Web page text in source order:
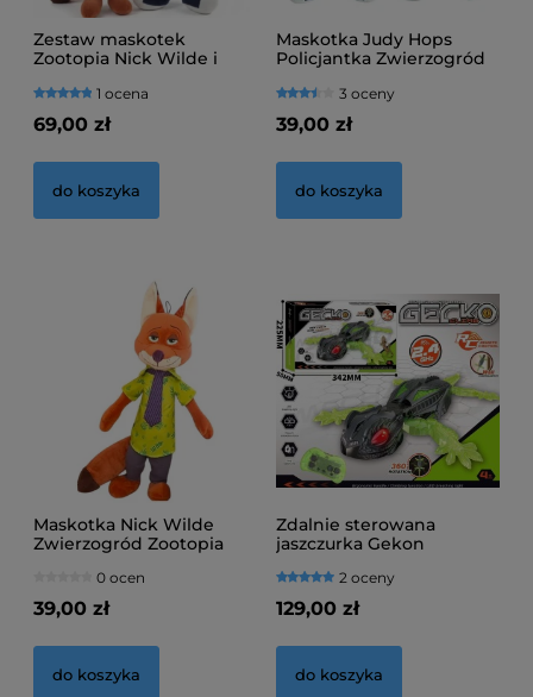
Zestaw maskotek
Zootopia Nick Wilde i
1 ocena
69,00 zł
do koszyka
Maskotka Judy Hops
Policjantka Zwierzogród
3 oceny
39,00 zł
do koszyka
Maskotka Nick Wilde
Zwierzogród Zootopia
0 ocen
39,00 zł
do koszyka
Zdalnie sterowana
jaszczurka Gekon
2 oceny
129,00 zł
do koszyka